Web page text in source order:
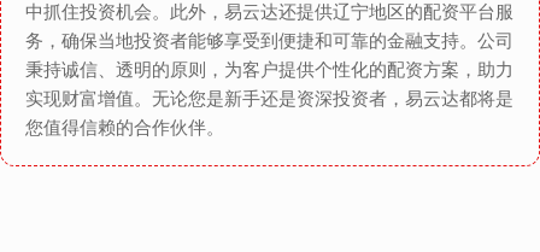
中抓住投资机会。此外，易云达还提供辽宁地区的配资平台服
务，确保当地投资者能够享受到便捷和可靠的金融支持。公司
秉持诚信、透明的原则，为客户提供个性化的配资方案，助力
实现财富增值。无论您是新手还是资深投资者，易云达都将是
您值得信赖的合作伙伴。